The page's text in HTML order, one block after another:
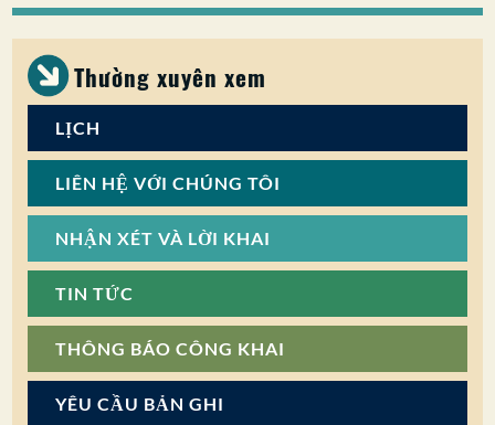
Thường xuyên xem
LỊCH
LIÊN HỆ VỚI CHÚNG TÔI
NHẬN XÉT VÀ LỜI KHAI
TIN TỨC
THÔNG BÁO CÔNG KHAI
YÊU CẦU BẢN GHI